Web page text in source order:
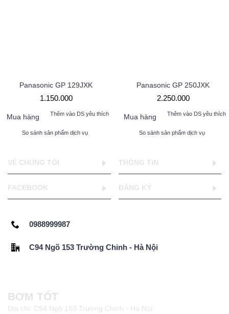
Panasonic GP 129JXK
1.150.000
Mua hàng Thêm vào DS yêu thích
So sánh sản phẩm dịch vụ
Panasonic GP 250JXK
2.250.000
Mua hàng Thêm vào DS yêu thích
So sánh sản phẩm dịch vụ
VỀ CHÚNG TÔI THÔNG TIN
FACEBOOK ĐĂNG KÝ
0988999987
C94 Ngõ 153 Trường Chinh - Hà Nội
BƠM TỐT
Địa chỉ: C94 Ngõ 153 Trường Chinh - Hà Nội